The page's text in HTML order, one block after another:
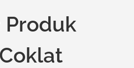
Produk